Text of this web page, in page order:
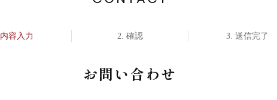
内容入力 確認 送信完了
お問い合わせ